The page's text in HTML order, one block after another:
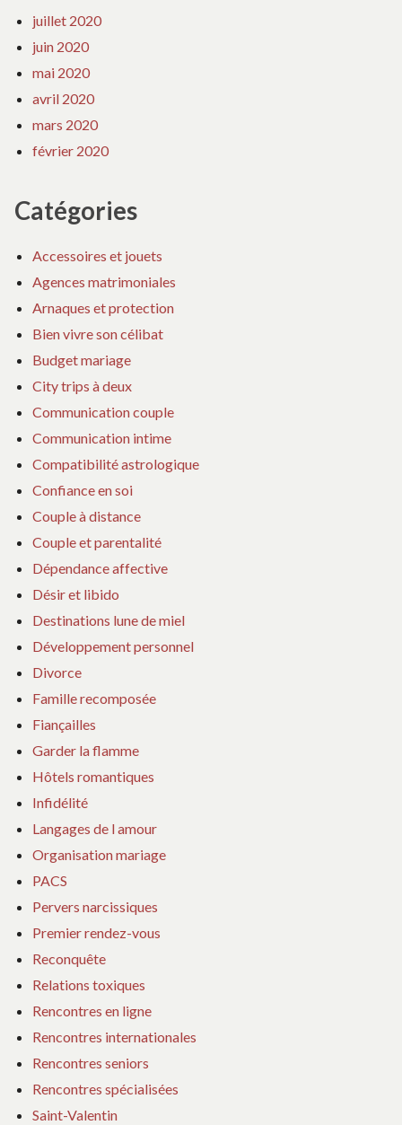
juillet 2020
juin 2020
mai 2020
avril 2020
mars 2020
février 2020
Catégories
Accessoires et jouets
Agences matrimoniales
Arnaques et protection
Bien vivre son célibat
Budget mariage
City trips à deux
Communication couple
Communication intime
Compatibilité astrologique
Confiance en soi
Couple à distance
Couple et parentalité
Dépendance affective
Désir et libido
Destinations lune de miel
Développement personnel
Divorce
Famille recomposée
Fiançailles
Garder la flamme
Hôtels romantiques
Infidélité
Langages de l amour
Organisation mariage
PACS
Pervers narcissiques
Premier rendez-vous
Reconquête
Relations toxiques
Rencontres en ligne
Rencontres internationales
Rencontres seniors
Rencontres spécialisées
Saint-Valentin